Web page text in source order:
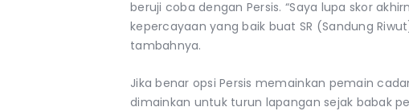
beruji coba dengan Persis. “Saya lupa skor
kepercayaan yang baik buat SR (Sandung
tambahnya.
Jika benar opsi Persis memainkan pemain
dimainkan untuk turun lapangan sejak babak